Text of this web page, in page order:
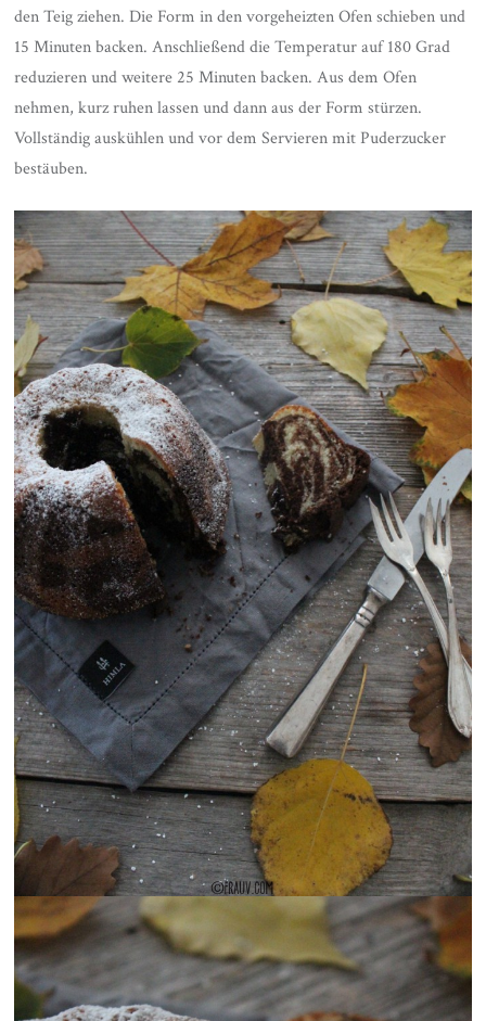
den Teig ziehen. Die Form in den vorgeheizten Ofen schieben und
15 Minuten backen. Anschließend die Temperatur auf 180 Grad
reduzieren und weitere 25 Minuten backen. Aus dem Ofen
nehmen, kurz ruhen lassen und dann aus der Form stürzen.
Vollständig auskühlen und vor dem Servieren mit Puderzucker
bestäuben.